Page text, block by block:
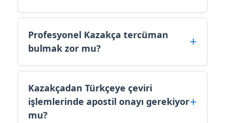
Profesyonel Kazakça tercüman
bulmak zor mu?
Kazakçadan Türkçeye çeviri
işlemlerinde apostil onayı gerekiyor
mu?